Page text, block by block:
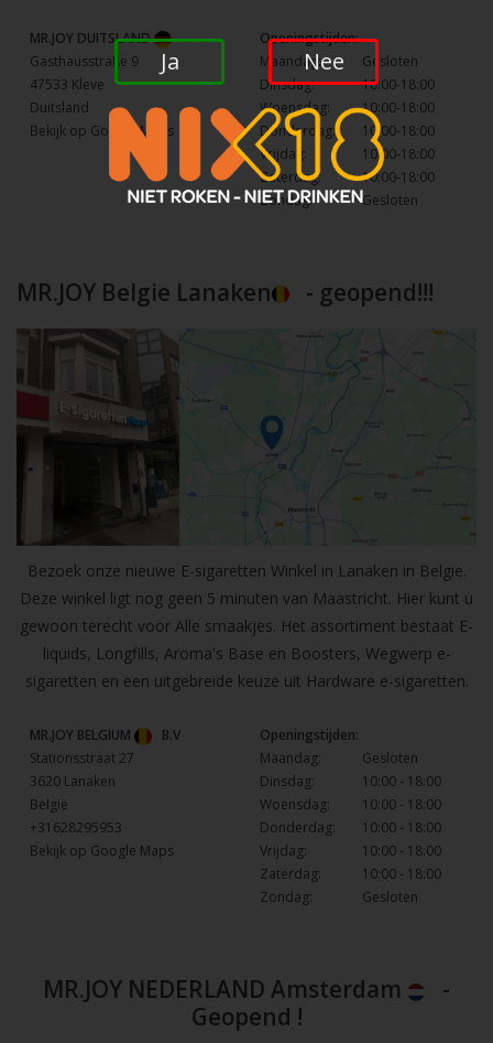
MR.JOY DUITSLAND
Gasthausstraße 9
47533 Kleve
Duitsland
Bekijk op Google Maps
Openingstijden:
Maandag:
Gesloten
Dinsdag:
10:00-18:00
Woensdag:
10:00-18:00
Donderdag:
10:00-18:00
Vrijdag:
10:00-18:00
Zaterdag:
10:00-18:00
Zondag:
Gesloten
MR.JOY Belgie Lanaken - geopend!!!
Bezoek onze nieuwe E-sigaretten Winkel in Lanaken in Belgie.
Deze winkel ligt nog geen 5 minuten van Maastricht. Hier kunt u
gewoon terecht voor Alle smaakjes. Het assortiment bestaat E-
liquids, Longfills, Aroma's Base en Boosters, Wegwerp e-
sigaretten en een uitgebreide keuze uit Hardware e-sigaretten.
MR.JOY BELGIUM
B.V
Stationsstraat 27
3620 Lanaken
België
+31628295953
Bekijk op Google Maps
Openingstijden:
Maandag:
Gesloten
Dinsdag:
10:00 - 18:00
Woensdag:
10:00 - 18:00
Donderdag:
10:00 - 18:00
Vrijdag:
10:00 - 18:00
Zaterdag:
10:00 - 18:00
Zondag:
Gesloten
MR.JOY NEDERLAND Amsterdam
-
Geopend !
Ja Nee